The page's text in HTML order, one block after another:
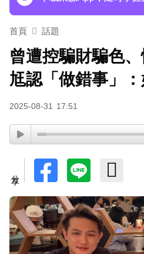
《半澤直樹》男星宣布
首頁 話題
曾遭控騙財騙色
尪認「做錯事」
2025-08-31 17:51